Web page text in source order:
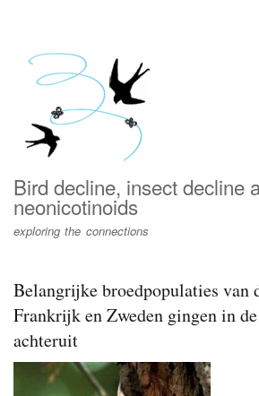
menu
Bird decline, insect decline
neonicotinoids
exploring the connections
Belangrijke broedpopulaties van
Frankrijk en Zweden gingen in
achteruit